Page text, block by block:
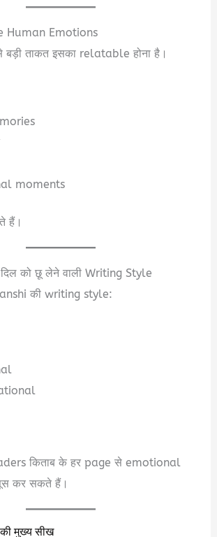
Human Emotions
बड़ी ताकत इसका relatable होना है।
moments
हैं।
को छू लेने वाली Writing Style
की writing style:
किताब के हर page से emotional
कर सकते हैं।
मुख्य सीख